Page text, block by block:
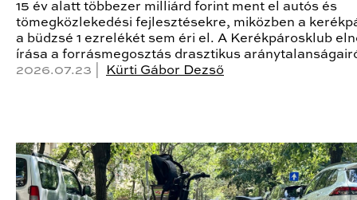
15 év alatt többezer milliárd forint ment el autós és
tömegközlekedési fejlesztésekre, miközben a
a büdzsé 1 ezrelékét sem éri el. A Kerékpárosklub
írása a forrásmegosztás drasztikus
2026.07.23 |
Kürti Gábor Dezső